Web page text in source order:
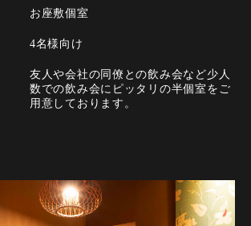
お座敷個室
4名様向け
友人や会社の同僚との飲み会など少人
数での飲み会にピッタリの半個室をご
用意しております。